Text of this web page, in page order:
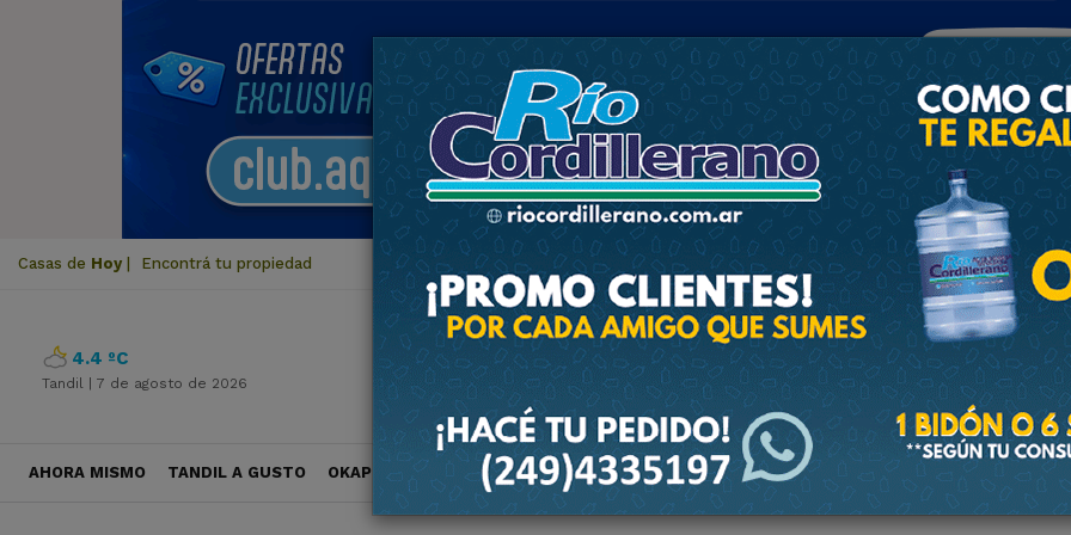
Casas de Hoy Encontrá tu propiedad
4.4 ºC
Tandil | 7 de agosto de 2026
AHORA MISMO TANDIL A GUSTO OKAPI VIAJES POLÍTICA POLICIALES DEPORTES SOCIEDAD NACIONALES